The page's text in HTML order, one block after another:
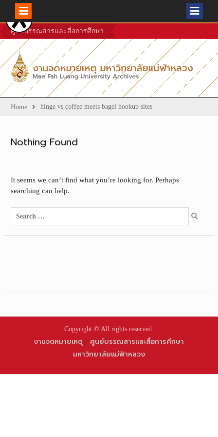
Skip
to
content
ศูนย์บรรณสารและสื่อการศึกษา
Home hinge vs coffee meets bagel hookup sites
Nothing Found
It seems we can’t find what you’re looking for. Perhaps
searching can help.
Search
for:
Copyright © All rights reserved.
งานจดหมายเหตุ
ศูนย์บรรณสารและสื่อการศึกษา
มหาวิทยาลัยแม่ฟ้าหลวง